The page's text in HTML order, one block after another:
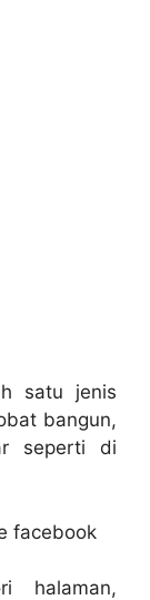
satu jenis
bangun,
seperti di
halaman,